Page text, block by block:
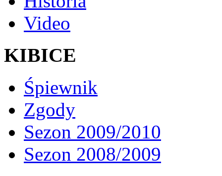
Video
KIBICE
Śpiewnik
Zgody
Sezon 2009/2010
Sezon 2008/2009